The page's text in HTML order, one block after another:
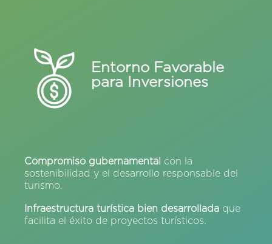
Entorno Favorable
para Inversiones
Compromiso gubernamental
con la
sostenibilidad y el desarrollo responsable del
turismo.
Infraestructura turística bien desarrollada que
facilita el éxito de proyectos turísticos.